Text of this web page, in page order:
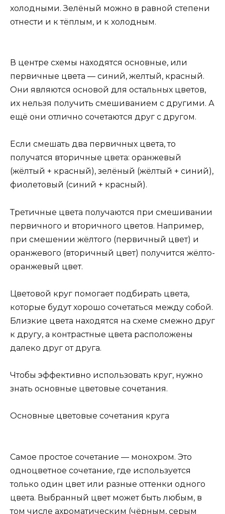
холодными. Зелёный можно в равной степени
отнести и к тёплым, и к холодным.
В центре схемы находятся основные, или
первичные цвета — синий, желтый, красный.
Они являются основой для остальных цветов,
их нельзя получить смешиванием с другими. А
ещё они отлично сочетаются друг с другом.
Если смешать два первичных цвета, то
получатся вторичные цвета: оранжевый
(жёлтый + красный), зелёный (жёлтый + синий),
фиолетовый (синий + красный).
Третичные цвета получаются при смешивании
первичного и вторичного цветов. Например,
при смешении жёлтого (первичный цвет) и
оранжевого (вторичный цвет) получится жёлто-
оранжевый цвет.
Цветовой круг помогает подбирать цвета,
которые будут хорошо сочетаться между собой.
Близкие цвета находятся на схеме смежно друг
к другу, а контрастные цвета расположены
далеко друг от друга.
Чтобы эффективно использовать круг, нужно
знать основные цветовые сочетания.
Основные цветовые сочетания круга
Самое простое сочетание — монохром. Это
одноцветное сочетание, где используется
только один цвет или разные оттенки одного
цвета. Выбранный цвет может быть любым, в
том числе ахроматическим (чёрным, серым